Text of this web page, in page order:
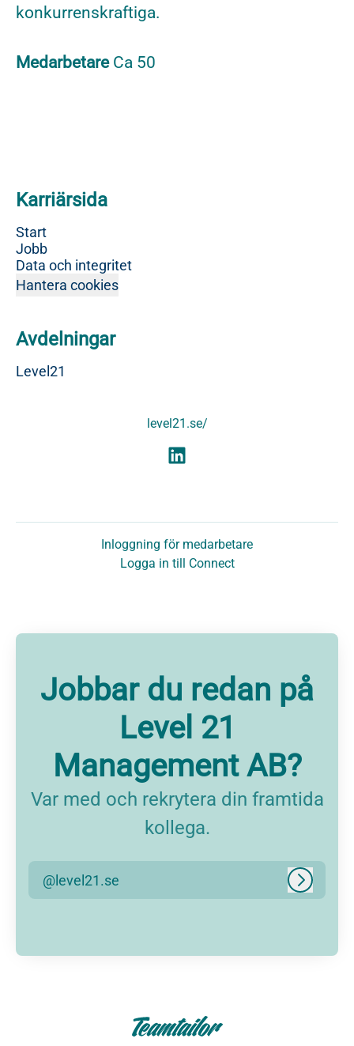
konkurrenskraftiga.
Medarbetare Ca 50
Karriärsida
Start
Jobb
Data och integritet
Hantera cookies
Avdelningar
Level21
level21.se/
Inloggning för medarbetare
Logga in till Connect
Jobbar du redan på
Level 21
Management AB?
Var med och rekrytera din framtida
kollega.
@level21.se Logga in